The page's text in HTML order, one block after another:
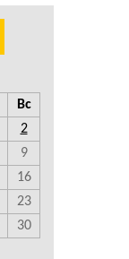
Вс
2
9
16
23
30